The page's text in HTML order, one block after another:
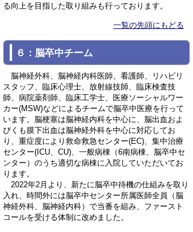
る向上を目指した取り組みも行っております。
一覧の先頭にもどる
６：脳卒中チーム
脳神経外科、脳神経内科医師、看護師、リハビリ
スタッフ、臨床心理士、放射線技師、臨床検査技
師、病院薬剤師、臨床工学士、医療ソーシャルワー
カー(MSW)などによるチームで脳卒中医療を行って
います。 脳梗塞は脳神経内科を中心に、脳出血およ
びくも膜下出血は脳神経外科を中心に対応してお
り、重症度により救命救急センター(EC)、集中治療
センター(ICU、CU)、一般病棟（6南病棟、脳卒中セ
ンター）のうち適切な病棟に入院していただいてお
ります。
2022年2月より、新たに脳卒中待機の仕組みを取り
入れ、時間外には脳卒中センター所属医師全員（脳
神経外科、脳神経内科）で当番を組み、ファースト
コールを受ける体制に改めました。